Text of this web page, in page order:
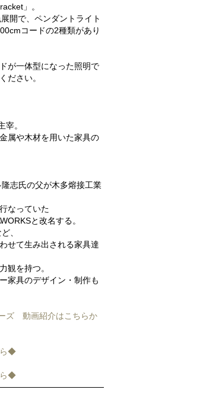
」。
開で、ペンダントライト
コードの2種類があり
が一体型になった照明で
ださい。
宰。
属や木材を用いた家具の
志氏の父が木多熔接工業
なっていた
と改名する。
、
せて生み出される家具達
観を持つ。
家具のデザイン・制作も
ズ 動画紹介はこちらか
ら◆
ら◆